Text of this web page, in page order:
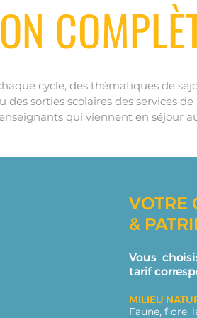
cycle, des thématiques de
sorties scolaires des services
qui viennent en séjour
VOTRE
&
Vous
tarif
MILIEU
Faune, flore,